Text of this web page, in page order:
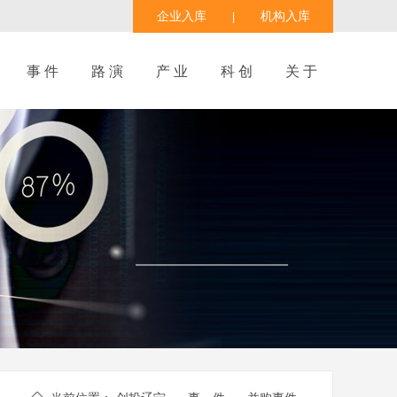
企业入库 机构入库
事 件 路 演 产 业 科 创 关 于